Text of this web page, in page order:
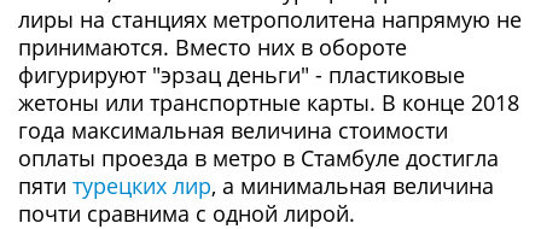
лиры на станциях метрополитена напрямую не
принимаются. Вместо них в обороте
фигурируют "эрзац деньги" - пластиковые
жетоны или транспортные карты. В конце 2018
года максимальная величина стоимости
оплаты проезда в метро в Стамбуле достигла
пяти турецких лир, а минимальная величина
почти сравнима с одной лирой.